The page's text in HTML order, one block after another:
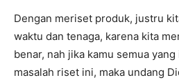
Dengan meriset produk, justru
waktu dan tenaga, karena kita
benar, nah jika kamu semua
masalah riset ini, maka undang